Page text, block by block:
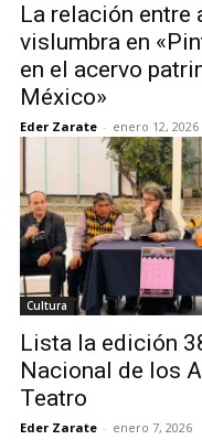
La relación entre
vislumbra en
en el acervo
México»
Eder Zarate - enero 12, 2026
Cultura
Lista la edición
Nacional de los
Teatro
Eder Zarate - enero 7, 2026